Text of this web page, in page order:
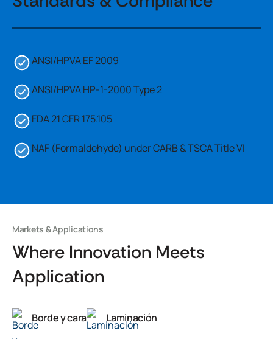
ANSI/HPVA EF 2009
ANSI/HPVA HP-1-2000 Type 2
FDA 21 CFR 175.105
NAF (Formaldehyde) under CARB & TSCA Title VI
Markets & Applications
Where Innovation Meets
Application
Borde y cara Laminación